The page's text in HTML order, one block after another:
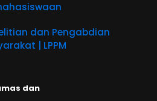
dan Pengabdian
| LPPM
dan